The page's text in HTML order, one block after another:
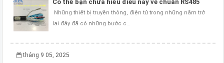
Có thể bạn chưa hiểu điều này về chuẩn RS485
Những thiết bị truyền thông, điện tử trong những năm trở
lại đây đã có những bước c…
tháng 9 05, 2025